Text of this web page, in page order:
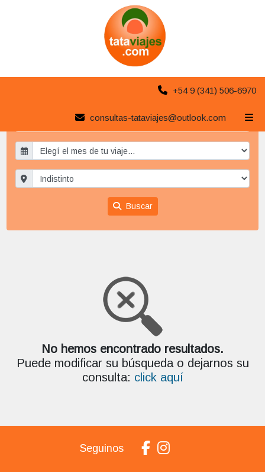
+54 9 (341) 506-6970
consultas-tataviajes@outlook.com
Paquetes a Liubliana
Buscar
No hemos encontrado resultados.
Puede modificar su búsqueda o dejarnos su
consulta: click aquí
Seguinos